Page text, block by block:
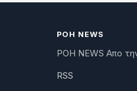
ΡΟΗ NEWS
ΡΟΗ NEWS Απο
RSS